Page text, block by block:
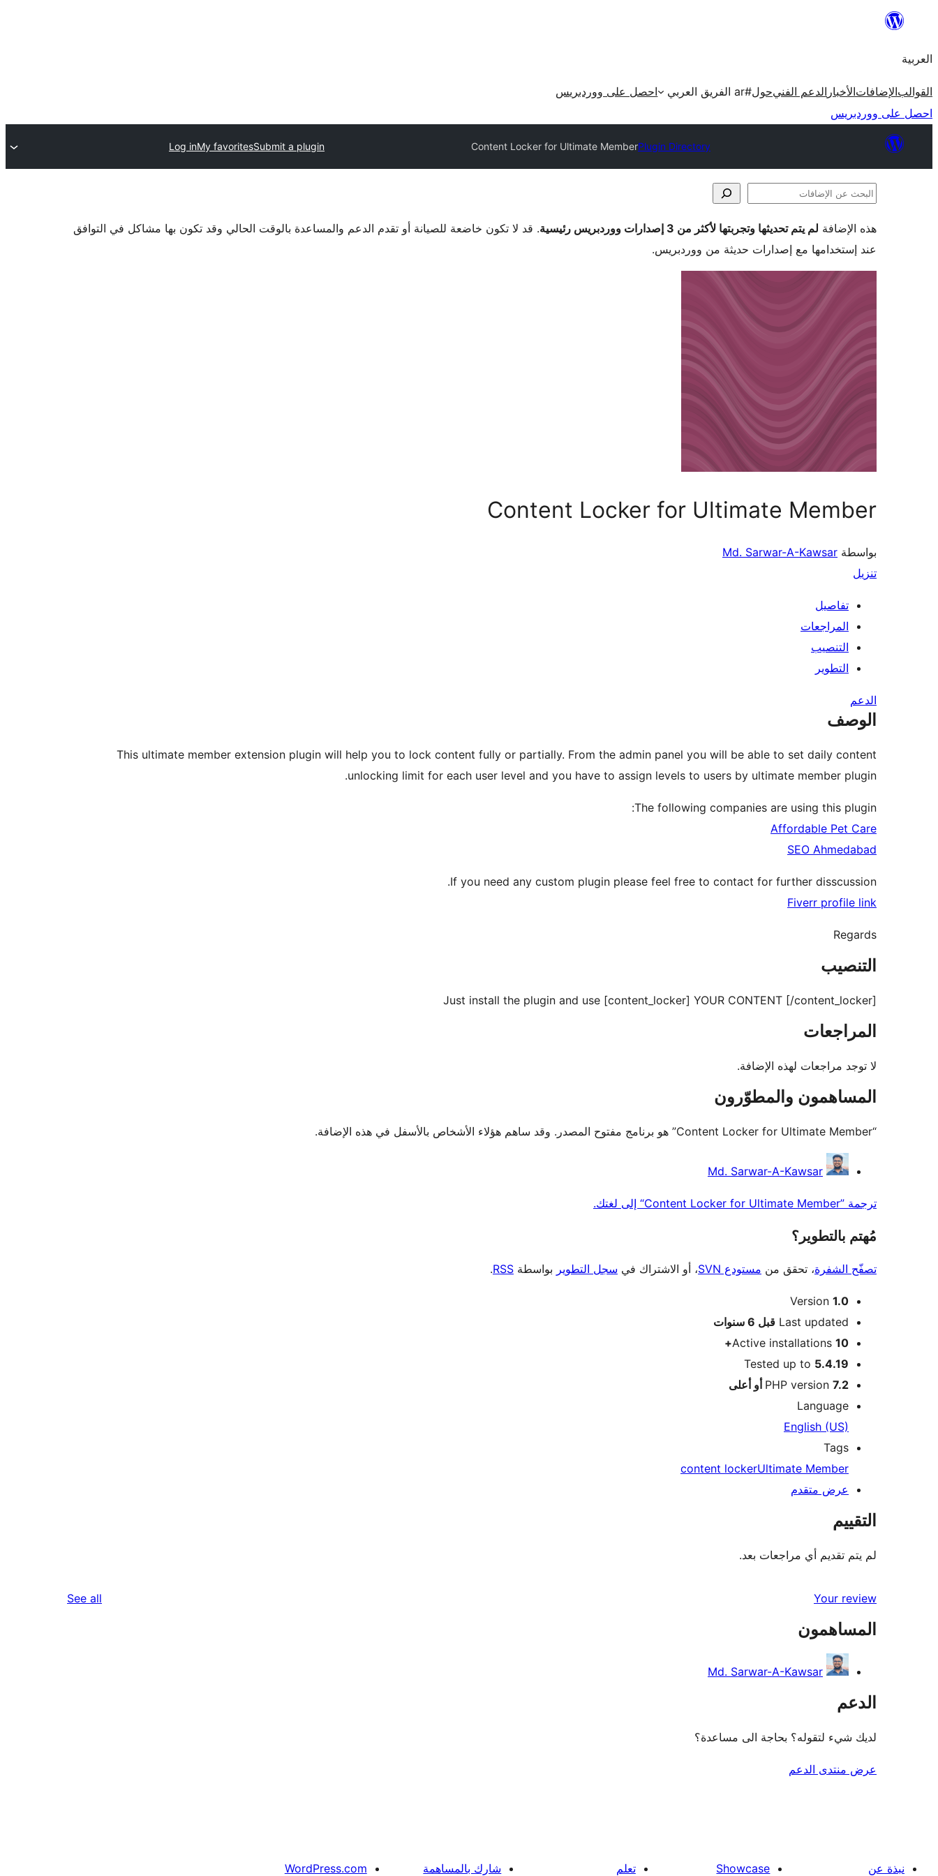
المحتوى
العربية
القوالبالإضافاتالأخبار الدعم الفنيحول#ar الفريق العربي
احصل على ووردبريس
احصل على ووردبريس
Plugin Directory
Content Locker for Ultimate Member
Submit a plugin
My favorites
Log in
البحث
الإضافات
هذه الإضافة لم يتم تحديثها وتجربتها لأكثر من 3 إصدارات ووردبريس رئيسية
. قد لا تكون خاضعة للصيانة أو تقدم الدعم والمساعدة بالوقت الحالي وقد تكون بها مشاكل في التوافق
عند إستخدامها مع إصدارات حديثة من ووردبريس.
Content Locker for Ultimate Member
بواسطة Md. Sarwar-A-Kawsar
تنزيل
تفاصيل
المراجعات
التنصيب
التطوير
الدعم
الوصف
This ultimate member extension plugin will help you to lock content fully or partially. From the admin panel you will be able to set daily content
unlocking limit for each user level and you have to assign levels to users by ultimate member plugin.
The following companies are using this plugin:
Affordable Pet Care
SEO Ahmedabad
If you need any custom plugin please feel free to contact for further disscussion.
Fiverr profile link
Regards
التنصيب
Just install the plugin and use [content_locker] YOUR CONTENT [/content_locker]
المراجعات
لا توجد مراجعات لهذه الإضافة.
المساهمون والمطوّرون
“Content Locker for Ultimate Member” هو برنامج مفتوح المصدر. وقد ساهم هؤلاء الأشخاص بالأسفل في هذه الإضافة.
المساهمون
Md. Sarwar-A-Kawsar
ترجمة ”Content Locker for Ultimate Member“ إلى لغتك.
مُهتم بالتطوير؟
تصفّح الشفرة، تحقق من مستودع SVN ، أو الاشتراك في سجل التطوير بواسطة RSS
.
ميتا
Meta
Version 1.0
Last updated قبل 6 سنوات
Active installations 10+
Tested up to 5.4.19
PHP version 7.2 أو أعلى
Language
English (US)
Tags
content lockerUltimate Member
عرض متقدم
التقييم
لم يتم تقديم أي مراجعات بعد.
Your review
See all
المساهمون
Md. Sarwar-A-Kawsar
الدعم
لديك شيء لتقوله؟ بحاجة الى مساعدة؟
عرض منتدى الدعم
نبذة عن Showcase تعلم شارك بالمساهمة WordPress.com